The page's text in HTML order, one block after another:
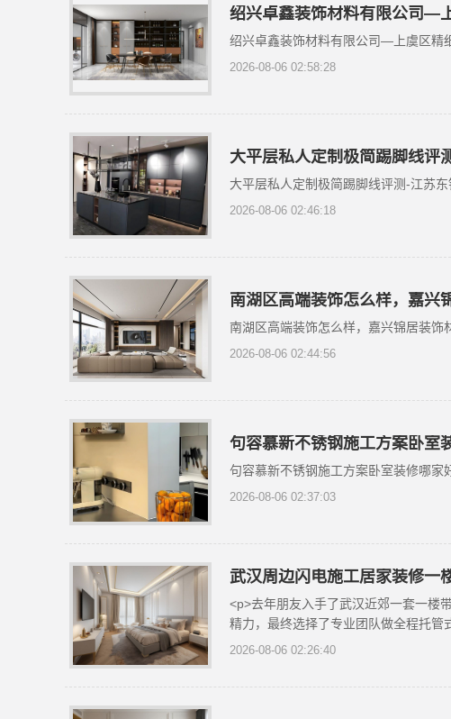
绍兴卓鑫装饰材料有限公司—
绍兴卓鑫装饰材料有限公司—上虞区精
2026-08-06 02:58:28
大平层私人定制极简踢脚线评
大平层私人定制极简踢脚线评测-江苏
2026-08-06 02:46:18
南湖区高端装饰怎么样，嘉兴
南湖区高端装饰怎么样，嘉兴锦居装饰
2026-08-06 02:44:56
句容慕新不锈钢施工方案卧室
句容慕新不锈钢施工方案卧室装修哪家
2026-08-06 02:37:03
武汉周边闪电施工居家装修一
<p>去年朋友入手了武汉近郊一套一楼
精力，最终选择了专业团队做全程托管
2026-08-06 02:26:40